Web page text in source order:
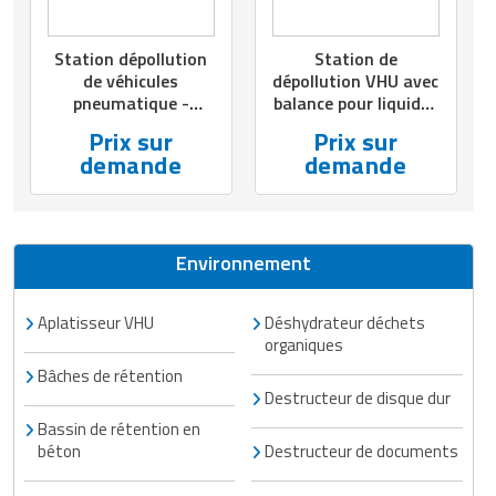
Vêtement sportif
Rôtisserie professionnelle
Sautause professionnelle
Table de cuisson professionnelle
Tables de préparation réfrigérées
Ustensile de cuisine
Vaisselle restaurant
Vitrines réfrigérées
Environnement
Aplatisseur VHU
Bâches de rétention
Bassin de rétention en
béton
Déshydrateur déchets
organiques
Destructeur de disque dur
Destructeur de documents
Station dépollution
de véhicules
pneumatique -
3500 kg - Pression 6
Bar
Prix sur
demande
Station de
dépollution VHU avec
balance pour liquides
de 2 x 90 L à 1 x 5 UK
gal - Pression 6 bar
Prix sur
demande